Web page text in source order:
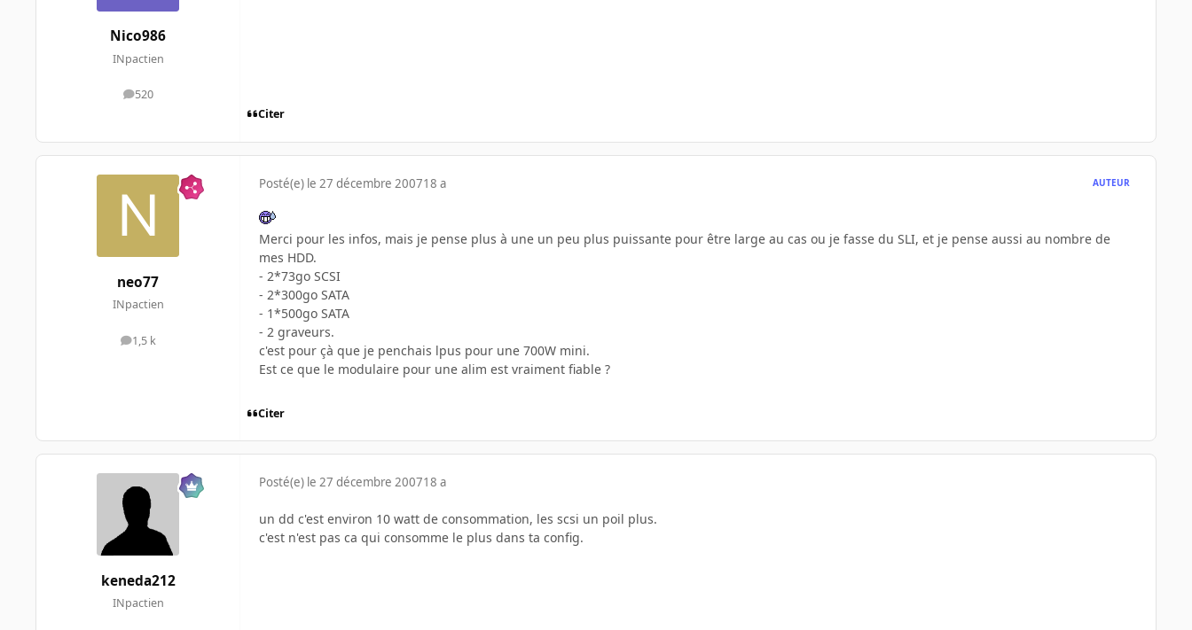
Nico986
INpactien
520
messages
Citer
neo77
INpactien
1,5 k
messages
Posté(e) le 27 décembre 200718 a AUTEUR
Merci pour les infos, mais je pense plus à une un peu plus puissante pour être large au cas ou je fasse du SLI, et je pense aussi au nombre de
mes HDD.
- 2*73go SCSI
- 2*300go SATA
- 1*500go SATA
- 2 graveurs.
c'est pour çà que je penchais lpus pour une 700W mini.
Est ce que le modulaire pour une alim est vraiment fiable ?
Citer
keneda212
INpactien
Posté(e) le 27 décembre 200718 a
un dd c'est environ 10 watt de consommation, les scsi un poil plus.
c'est n'est pas ca qui consomme le plus dans ta config.